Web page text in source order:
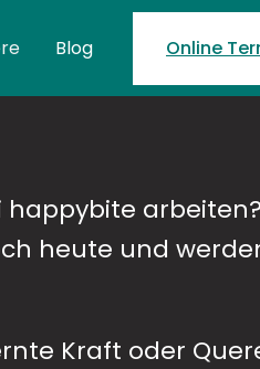
Blog Online
happybite arbeiten?
heute und
Kraft oder